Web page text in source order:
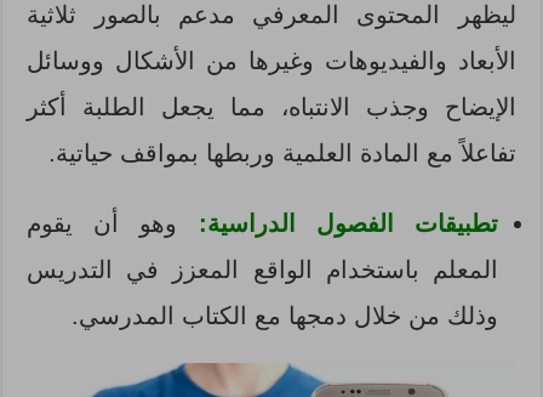
ليظهر المحتوى المعرفي مدعم بالصور ثلاثية
الأبعاد والفيديوهات وغيرها من الأشكال ووسائل
الإيضاح وجذب الانتباه، مما يجعل الطلبة أكثر
تفاعلاً مع المادة العلمية وربطها بمواقف حياتية.
تطبيقات الفصول الدراسية:
وهو أن يقوم
المعلم باستخدام الواقع المعزز في التدريس
وذلك من خلال دمجها مع الكتاب المدرسي.